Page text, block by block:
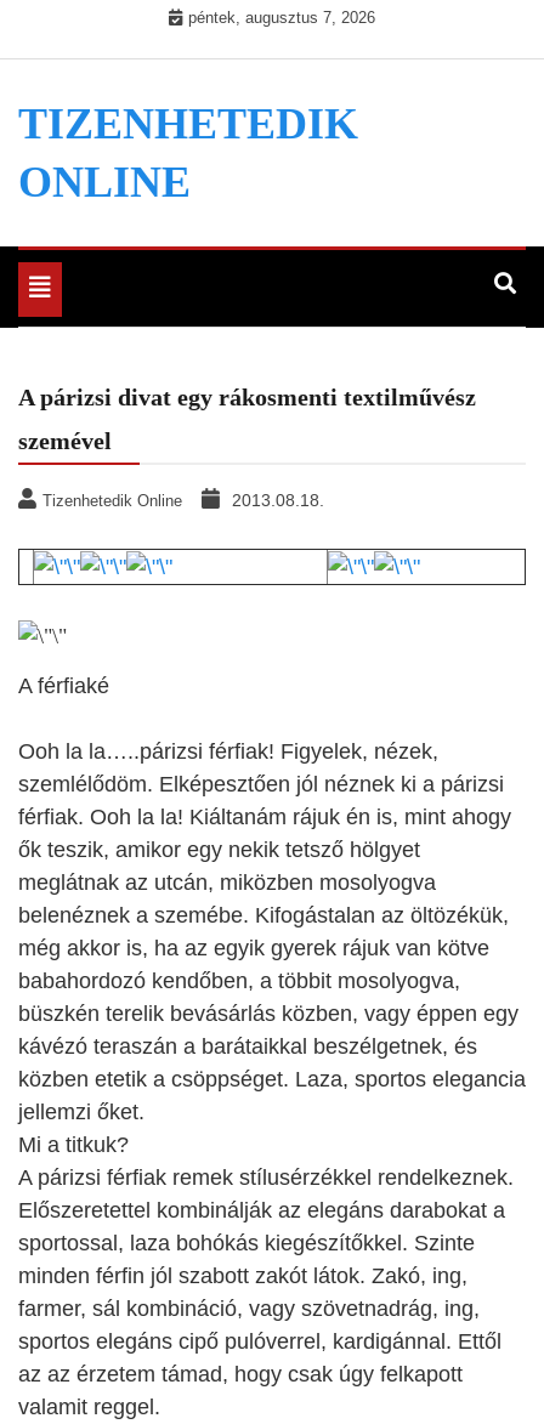
péntek, augusztus 7, 2026
TIZENHETEDIK
ONLINE
Toggle
navigation
A párizsi divat egy rákosmenti textilművész
szemével
Tizenhetedik Online 2013.08.18.
A férfiaké
Ooh la la…..párizsi férfiak! Figyelek, nézek,
szemlélődöm. Elképesztően jól néznek ki a párizsi
férfiak. Ooh la la! Kiáltanám rájuk én is, mint ahogy
ők teszik, amikor egy nekik tetsző hölgyet
meglátnak az utcán, miközben mosolyogva
belenéznek a szemébe. Kifogástalan az öltözékük,
még akkor is, ha az egyik gyerek rájuk van kötve
babahordozó kendőben, a többit mosolyogva,
büszkén terelik bevásárlás közben, vagy éppen egy
kávézó teraszán a barátaikkal beszélgetnek, és
közben etetik a csöppséget. Laza, sportos elegancia
jellemzi őket.
Mi a titkuk?
A párizsi férfiak remek stílusérzékkel rendelkeznek.
Előszeretettel kombinálják az elegáns darabokat a
sportossal, laza bohókás kiegészítőkkel. Szinte
minden férfin jól szabott zakót látok. Zakó, ing,
farmer, sál kombináció, vagy szövetnadrág, ing,
sportos elegáns cipő pulóverrel, kardigánnal. Ettől
az az érzetem támad, hogy csak úgy felkapott
valamit reggel.